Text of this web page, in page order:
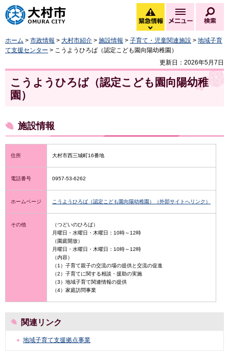
大村市
緊急情報
緊急情報を開く
メニュー
ホーム > 市政情報 > 大村市紹介 > 施設情報 > 子育て・児童関連施設 > 地域子育
て支援センター > こうようひろば（認定こども園向陽幼稚園）
更新日：2026年5月7日
こうようひろば（認定こども園向陽幼稚
園）
施設情報
住所 大村市西三城町16番地
電話番号 0957-53-6262
ホームページ こうようひろば（認定こども園向陽幼稚園）（外部サイトへリンク）
その他
（つどいのひろば）
月曜日・水曜日・木曜日：10時～12時
（園庭開放）
月曜日・水曜日・木曜日：10時～12時
（内容）
（1）子育て親子の交流の場の提供と交流の促進
（2）子育てに関する相談・援助の実施
（3）地域子育て関連情報の提供
（4）家庭訪問事業
関連リンク
地域子育て支援拠点事業